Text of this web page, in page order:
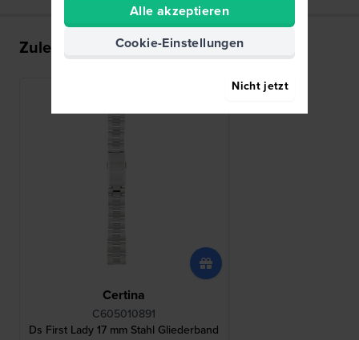
Zuletzt angesehen
Certina
C605010891
Ds First Lady 17 mm Stahl Gliederband
Alle akzeptieren
Cookie-Einstellungen
Nicht jetzt